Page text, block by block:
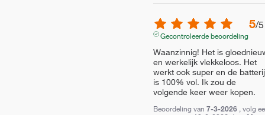
5/5
Gecontroleerde beoordeling
Waanzinnig! Het is
en werkelijk vlekkeloos. Het
werkt ook super en de batterij
is 100% vol. Ik zou de
volgende keer weer kopen.
Beoordeling van 7-3-2026 , volg